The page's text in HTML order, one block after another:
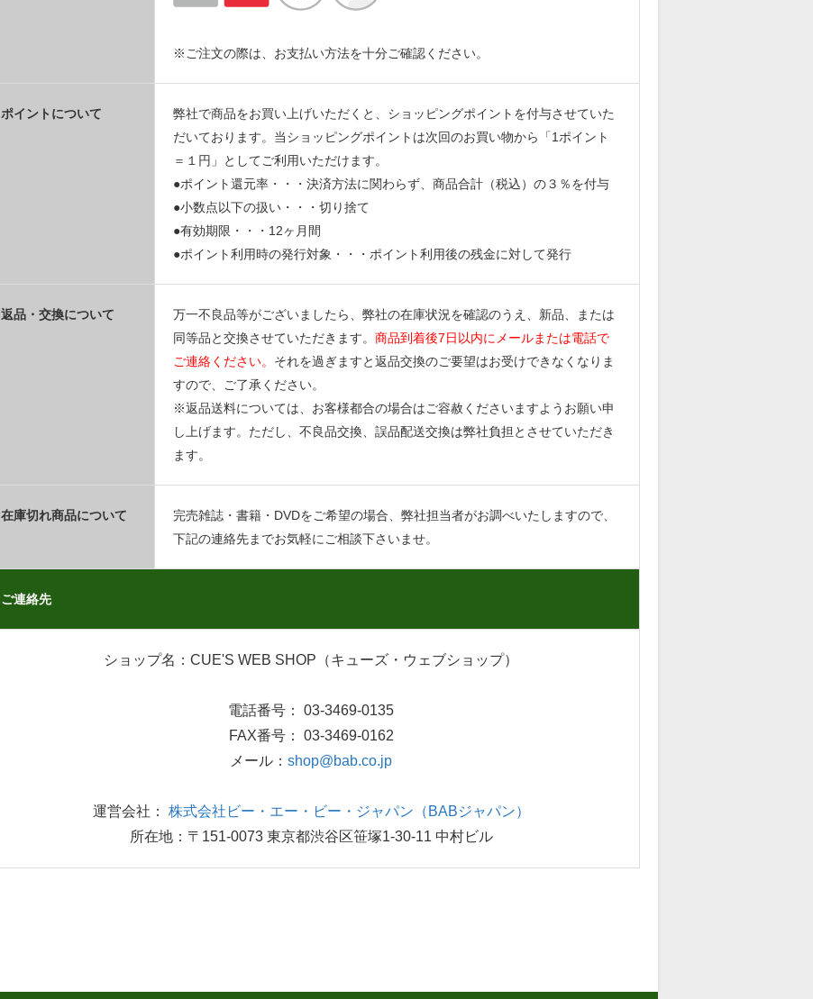
※ご注文の際は、お支払い方法を十分ご確認ください。
ポイントについて
弊社で商品をお買い上げいただくと、ショッピングポイントを付与させていた
だいております。当ショッピングポイントは次回のお買い物から「1ポイント
＝１円」としてご利用いただけます。
●ポイント還元率・・・決済方法に関わらず、商品合計（税込）の３％を付与
●小数点以下の扱い・・・切り捨て
●有効期限・・・12ヶ月間
●ポイント利用時の発行対象・・・ポイント利用後の残金に対して発行
返品・交換について
万一不良品等がございましたら、弊社の在庫状況を確認のうえ、新品、または
同等品と交換させていただきます。 商品到着後7日以内にメールまたは電話で
ご連絡ください。 それを過ぎますと返品交換のご要望はお受けできなくなりま
すので、ご了承ください。
※返品送料については、お客様都合の場合はご容赦くださいますようお願い申
し上げます。ただし、不良品交換、誤品配送交換は弊社負担とさせていただき
ます。
在庫切れ商品について
完売雑誌・書籍・DVDをご希望の場合、弊社担当者がお調べいたしますので、
下記の連絡先までお気軽にご相談下さいませ。
ご連絡先
ショップ名：CUE'S WEB SHOP（キューズ・ウェブショップ）
電話番号： 03-3469-0135
FAX番号： 03-3469-0162
メール： shop@bab.co.jp
運営会社： 株式会社ビー・エー・ビー・ジャパン（BABジャパン）
所在地：〒151-0073 東京都渋谷区笹塚1-30-11 中村ビル